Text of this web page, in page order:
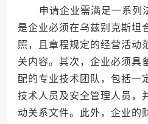
申请企业需满足一系列
是企业必须在乌兹别克斯坦
照，且章程规定的经营活动
关内容。其次，企业必须具
配的专业技术团队，包括一
技术人员及安全管理人员，
动关系文件。此外，企业的